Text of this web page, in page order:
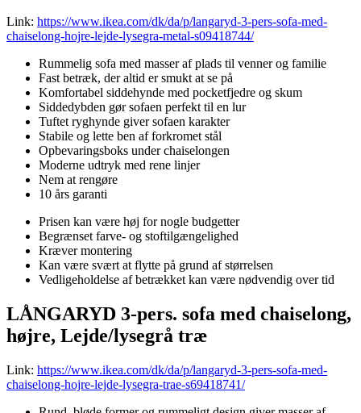
Link: https://www.ikea.com/dk/da/p/langaryd-3-pers-sofa-med-
chaiselong-hojre-lejde-lysegra-metal-s09418744/
Rummelig sofa med masser af plads til venner og familie
Fast betræk, der altid er smukt at se på
Komfortabel siddehynde med pocketfjedre og skum
Siddedybden gør sofaen perfekt til en lur
Tuftet ryghynde giver sofaen karakter
Stabile og lette ben af forkromet stål
Opbevaringsboks under chaiselongen
Moderne udtryk med rene linjer
Nem at rengøre
10 års garanti
Prisen kan være høj for nogle budgetter
Begrænset farve- og stoftilgængelighed
Kræver montering
Kan være svært at flytte på grund af størrelsen
Vedligeholdelse af betrækket kan være nødvendig over tid
LÅNGARYD 3-pers. sofa med chaiselong,
højre, Lejde/lysegrå træ
Link: https://www.ikea.com/dk/da/p/langaryd-3-pers-sofa-med-
chaiselong-hojre-lejde-lysegra-trae-s69418741/